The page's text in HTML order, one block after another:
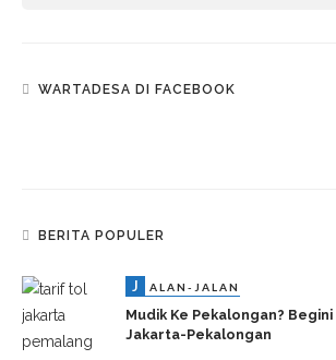
WARTADESA DI FACEBOOK
BERITA POPULER
J ALAN-JALAN
Mudik Ke Pekalongan?
Jakarta-Pekalongan